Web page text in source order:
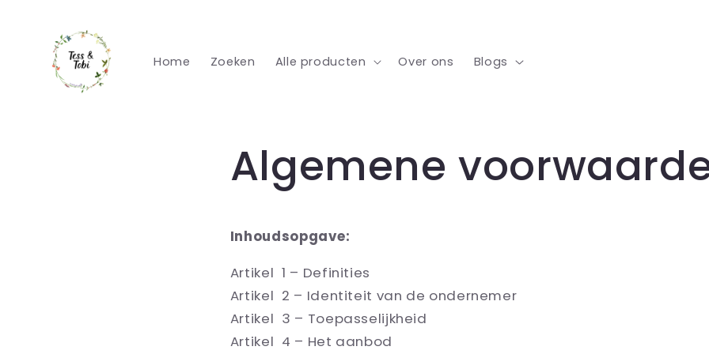
content
Home Zoeken Alle producten Over ons Blogs
Algemene
Inhoudsopgave:
Artikel 1 – Definities
Artikel 2 – Identiteit van de ondernemer
Artikel 3 – Toepasselijkheid
Artikel 4 – Het aanbod